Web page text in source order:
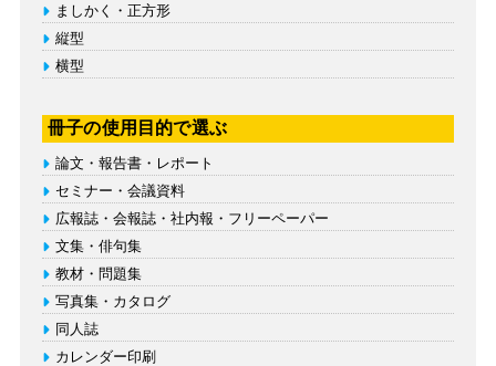
ましかく・正方形
縦型
横型
冊子の使用目的で選ぶ
論文・報告書・レポート
セミナー・会議資料
広報誌・会報誌・社内報・フリーペーパー
文集・俳句集
教材・問題集
写真集・カタログ
同人誌
カレンダー印刷